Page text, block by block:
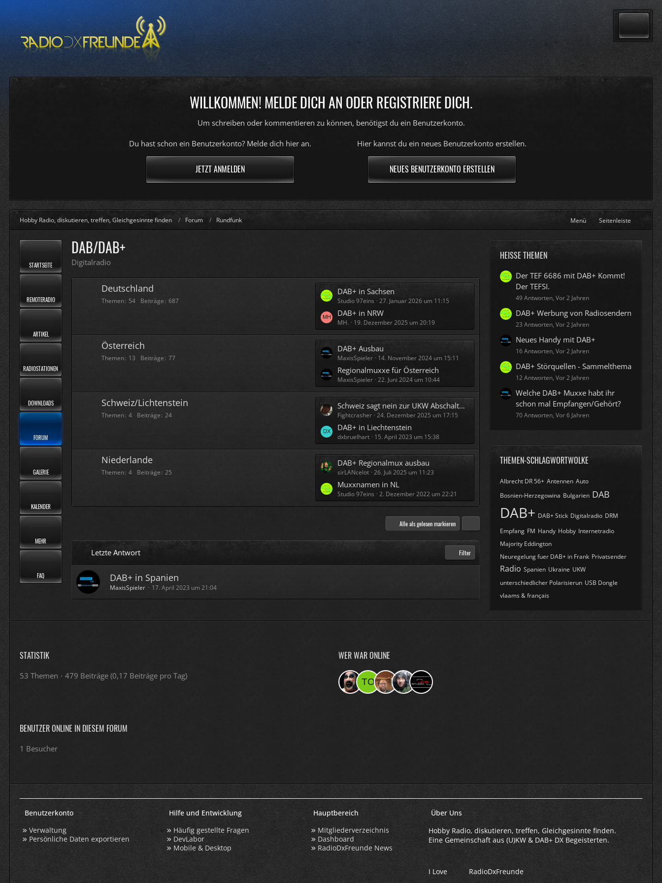
WILLKOMMEN! MELDE DICH AN ODER REGISTRIERE DICH.
Um schreiben oder kommentieren zu können, benötigst du ein Benutzerkonto.
Du hast schon ein Benutzerkonto? Melde dich hier an.
JETZT ANMELDEN
Hier kannst du ein neues Benutzerkonto erstellen.
NEUES BENUTZERKONTO ERSTELLEN
Hobby Radio, diskutieren, treffen, Gleichgesinnte finden Forum Rundfunk Menü Seitenleiste
STARTSEITE
REMOTERADIO
ARTIKEL
RADIOSTATIONEN
DOWNLOADS
FORUM
GALERIE
KALENDER
MEHR
FAQ
DAB/DAB+
Digitalradio
Deutschland
Themen 54 Beiträge 687
L
e
t
z
t
e
B
e
i
t
r
ä
e
DAB+ in Sachsen
Studio 97eins 27. Januar 2026 um 11:15
DAB+ in NRW
MH. 19. Dezember 2025 um 20:19
Österreich
Themen 13 Beiträge 77
L
e
t
z
t
e
B
e
i
t
r
ä
e
DAB+ Ausbau
MaxisSpieler 14. November 2024 um 15:11
Regionalmuxxe für Österreich
MaxisSpieler 22. Juni 2024 um 10:44
Schweiz/Lichtenstein
Themen 4 Beiträge 24
L
e
t
z
t
e
B
e
i
t
Schweiz sagt nein zur UKW Abschaltung!!!
Fightcrasher 24. Dezember 2025 um 17:15
DAB+ in Liechtenstein
dxbruelhart 15. April 2023 um 15:38
Niederlande
Themen 4 Beiträge 25
L
e
t
z
t
e
DAB+ Regionalmux ausbau
sirLANcelot 26. Juli 2025 um 11:23
Muxxnamen in NL
Studio 97eins 2. Dezember 2022 um 22:21
Alle als gelesen markieren
Letzte Antwort Filter
DAB+ in Spanien
MaxisSpieler 17. April 2023 um 21:04
HEISSE THEMEN
Der TEF 6686 mit DAB+ Kommt!
Der TEFSI.
49 Antworten, Vor 2 Jahren
DAB+ Werbung von Radiosendern
23 Antworten, Vor 2 Jahren
Neues Handy mit DAB+
16 Antworten, Vor 2 Jahren
DAB+ Störquellen - Sammelthema
12 Antworten, Vor 2 Jahren
Welche DAB+ Muxxe habt ihr
schon mal Empfangen/Gehört?
70 Antworten, Vor 6 Jahren
THEMEN-SCHLAGWORTWOLKE
Albrecht DR 56+ Antennen Auto
Bosnien-Herzegowina Bulgarien DAB
DAB+ DAB+ Stick Digitalradio DRM
Empfang FM Handy Hobby Internetradio
Majority Eddington
Neuregelung fuer DAB+ in Frank Privatsender
Radio Spanien Ukraine UKW
unterschiedlicher Polarisierun USB Dongle
vlaams & français
STATISTIK
53 Themen 479 Beiträge (0,17 Beiträge pro Tag)
WER WAR ONLINE
BENUTZER ONLINE IN DIESEM FORUM
1 Besucher
Benutzerkonto
Verwaltung
Persönliche Daten exportieren
Hilfe und Entwicklung
Häufig gestellte Fragen
DevLabor
Mobile & Desktop
Hauptbereich
Mitgliederverzeichnis
Dashboard
RadioDxFreunde News
Über Uns
Hobby Radio, diskutieren, treffen, Gleichgesinnte finden.
Eine Gemeinschaft aus (U)KW & DAB+ DX Begeisterten.
I Love RadioDxFreunde